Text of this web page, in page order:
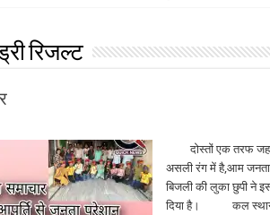
रिजल्ट
दोस्तों एक तरफ जहां
असली रंग में है,आम जनता
बिजली की लुका छुपी ने
दिया है। कल स्थानीय